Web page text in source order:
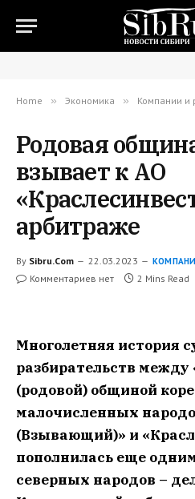
Home » Экономика » Компании и
Родовая
взывает к АО
арбитраже
By Sibru.Com 22.03.2023
Комментариев нет 2 Mins Read
Многолетняя история
разбирательств между
(родовой) общиной
малочисленных
(Взывающий)» и
пополнилась еще
северных народов –